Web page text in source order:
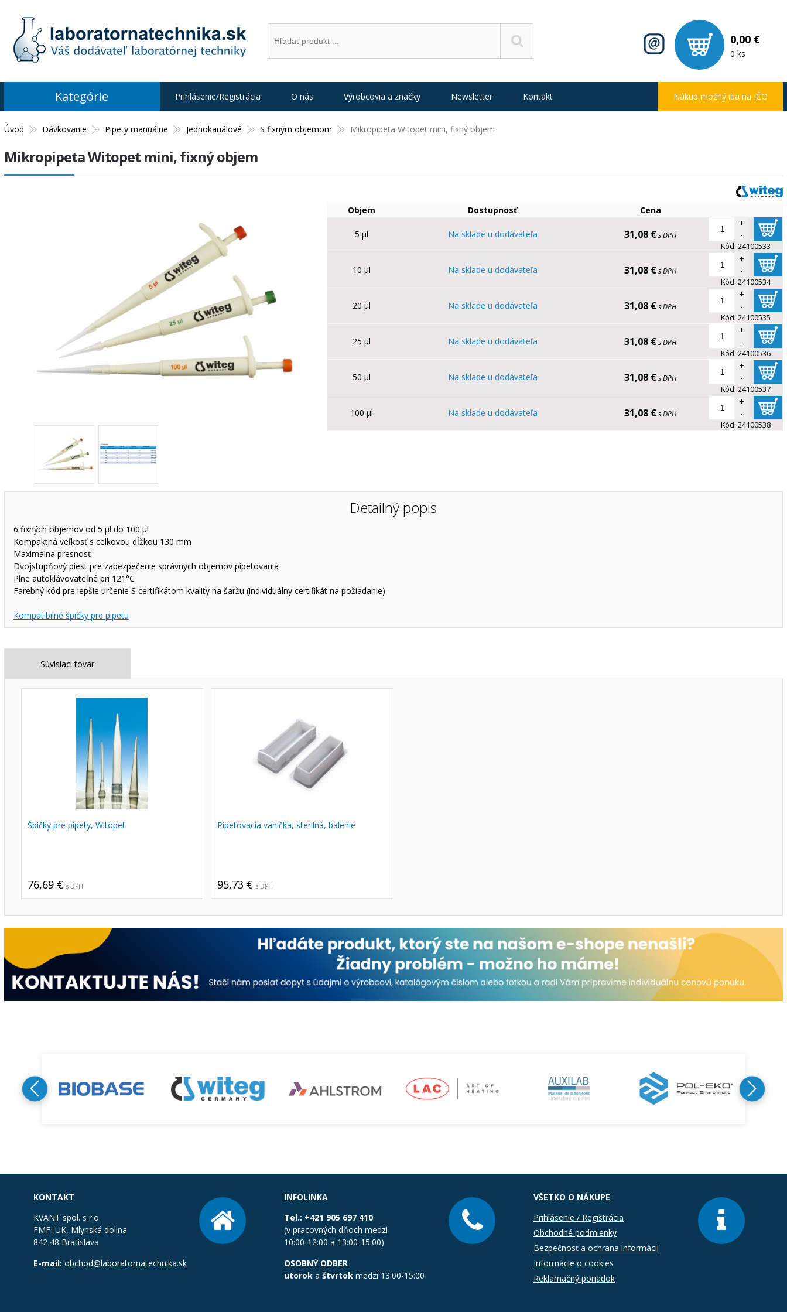
0,00 €
0 ks
Úvod Dávkovanie Pipety manuálne Jednokanálové S fixným objemom Mikropipeta Witopet mini, fixný objem
Mikropipeta Witopet mini, fixný objem
Objem Dostupnosť Cena
5 µl Na sklade u dodávateľa 31,08 €s DPH
+
-
Kód: 24100533
10 µl Na sklade u dodávateľa 31,08 €s DPH
+
-
Kód: 24100534
20 µl Na sklade u dodávateľa 31,08 €s DPH
+
-
Kód: 24100535
25 µl Na sklade u dodávateľa 31,08 €s DPH
+
-
Kód: 24100536
50 µl Na sklade u dodávateľa 31,08 €s DPH
+
-
Kód: 24100537
100 µl Na sklade u dodávateľa 31,08 €s DPH
+
-
Kód: 24100538
Detailný popis
6 fixných objemov od 5 µl do 100 µl
Kompaktná veľkosť s celkovou dĺžkou 130 mm
Maximálna presnosť
Dvojstupňový piest pre zabezpečenie správnych objemov pipetovania
Plne autoklávovateľné pri 121°C
Farebný kód pre lepšie určenie S certifikátom kvality na šaržu (individuálny certifikát na požiadanie)
Kompatibilné špičky pre pipetu
Súvisiaci tovar
Špičky pre pipety, Witopet
76,69 € s DPH
Pipetovacia vanička, sterilná, balenie
95,73 € s DPH
Kategórie Prihlásenie/Registrácia O nás Výrobcovia a značky Newsletter Kontakt Nákup možný iba na IČO
KONTAKT
KVANT spol. s r.o.
FMFI UK, Mlynská dolina
842 48 Bratislava
E-mail: obchod@laboratornatechnika.sk
INFOLINKA
Tel.: +421 905 697 410
(v pracovných dňoch medzi
10:00-12:00 a 13:00-15:00)
OSOBNÝ ODBER
utorok a štvrtok medzi 13:00-15:00
VŠETKO O NÁKUPE
Prihlásenie / Registrácia
Obchodné podmienky
Bezpečnosť a ochrana informácií
Informácie o cookies
Reklamačný poriadok